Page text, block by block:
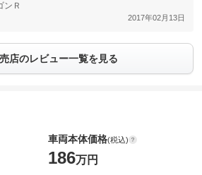
ンＲ
2017年02月13日
店のレビュー一覧を見る
車両本体価格(税込)
186万円